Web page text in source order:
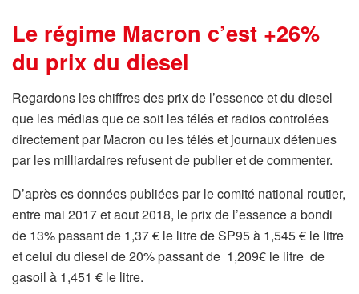
Le régime Macron c’est +26%
du prix du diesel
Regardons les chiffres des prix de l’essence et du diesel
que les médias que ce soit les télés et radios controlées
directement par Macron ou les télés et journaux détenues
par les milliardaires refusent de publier et de commenter.
D’après es données publiées par le comité national routier,
entre mai 2017 et aout 2018, le prix de l’essence a bondi
de 13% passant de 1,37 € le litre de SP95 à 1,545 € le litre
et celui du diesel de 20% passant de 1,209€ le litre de
gasoil à 1,451 € le litre.